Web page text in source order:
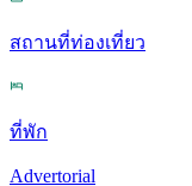
สถานที่ท่องเที่ยว
ที่พัก
Advertorial